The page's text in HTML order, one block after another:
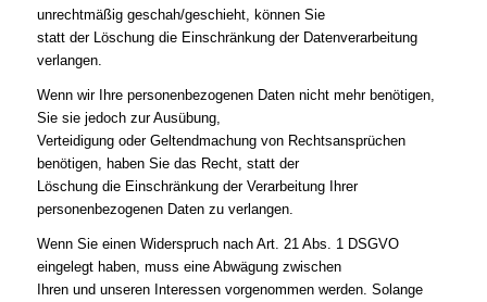
unrechtmäßig geschah/geschieht, können Sie
statt der Löschung die Einschränkung der Datenverarbeitung
verlangen.
Wenn wir Ihre personenbezogenen Daten nicht mehr benötigen,
Sie sie jedoch zur Ausübung,
Verteidigung oder Geltendmachung von Rechtsansprüchen
benötigen, haben Sie das Recht, statt der
Löschung die Einschränkung der Verarbeitung Ihrer
personenbezogenen Daten zu verlangen.
Wenn Sie einen Widerspruch nach Art. 21 Abs. 1 DSGVO
eingelegt haben, muss eine Abwägung zwischen
Ihren und unseren Interessen vorgenommen werden. Solange